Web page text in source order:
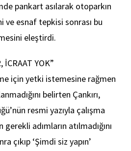
pankart asılarak otoparkın
ve esnaf tepkisi sonrası bu
eleştirdi.
İCRAAT YOK”
için yetki istemesine rağmen
belirten Çankırı,
resmi yazıyla çalışma
adımların atılmadığını
çıkıp ‘Şimdi siz yapın’